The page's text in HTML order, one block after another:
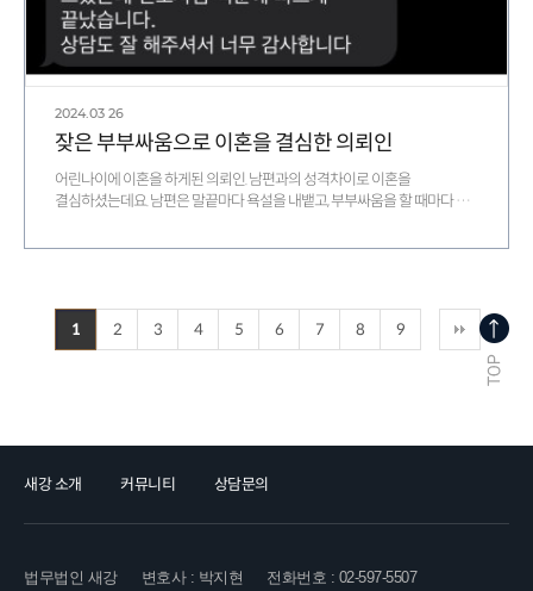
2024.03 26
잦은 부부싸움으로 이혼을 결심한 의뢰인
어린나이에 이혼을 하게된 의뢰인. 남편과의 성격차이로 이혼을
결심하셨는데요. 남편은 말끝마다 욕설을 내뱉고, 부부싸움을 할 때마다 …
1 2 3 4 5 6 7 8 9
새강 소개 커뮤니티 상담문의
법무법인 새강 변호사 : 박지현
전화번호 : 02-597-5507